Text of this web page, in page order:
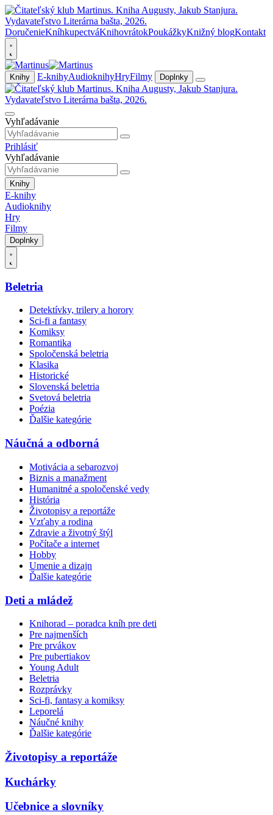
DoručenieKníhkupectváKnihovrátokPoukážkyKnižný blogKontakt
Knihy E-knihyAudioknihyHryFilmy Doplnky
Vyhľadávanie
Prihlásiť
Vyhľadávanie
Knihy
E-knihy
Audioknihy
Hry
Filmy
Doplnky
Beletria
Detektívky, trilery a horory
Sci-fi a fantasy
Komiksy
Romantika
Spoločenská beletria
Klasika
Historické
Slovenská beletria
Svetová beletria
Poézia
Ďalšie kategórie
Náučná a odborná
Motivácia a sebarozvoj
Biznis a manažment
Humanitné a spoločenské vedy
História
Životopisy a reportáže
Vzťahy a rodina
Zdravie a životný štýl
Počítače a internet
Hobby
Umenie a dizajn
Ďalšie kategórie
Deti a mládež
Knihorad – poradca kníh pre deti
Pre najmenších
Pre prvákov
Pre pubertiakov
Young Adult
Beletria
Rozprávky
Sci-fi, fantasy a komiksy
Leporelá
Náučné knihy
Ďalšie kategórie
Životopisy a reportáže
Kuchárky
Učebnice a slovníky